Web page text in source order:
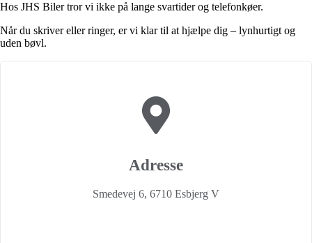
Hos JHS Biler tror vi ikke på lange svartider og telefonkøer.
Når du skriver eller ringer, er vi klar til at hjælpe dig – lynhurtigt og
uden bøvl.
Adresse
Smedevej 6, 6710 Esbjerg V